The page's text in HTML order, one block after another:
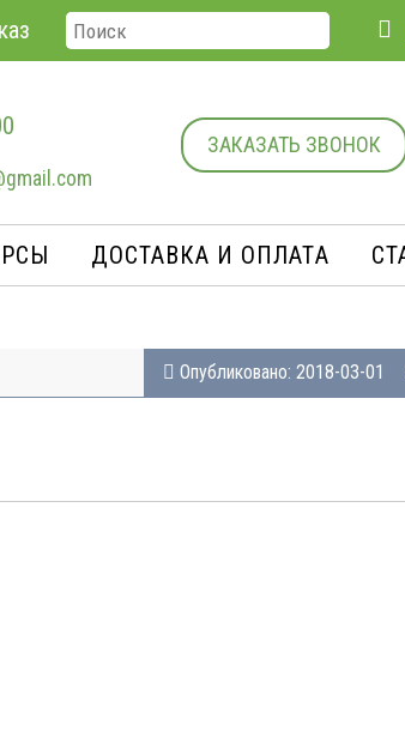
ЗАКАЗАТЬ ЗВОНОК
ДОСТАВКА И ОПЛАТA
Опубликовано: 2018-03-01